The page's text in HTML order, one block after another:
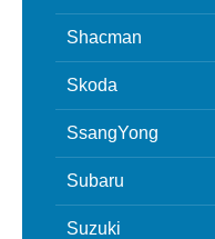
Shacman
Skoda
SsangYong
Subaru
Suzuki